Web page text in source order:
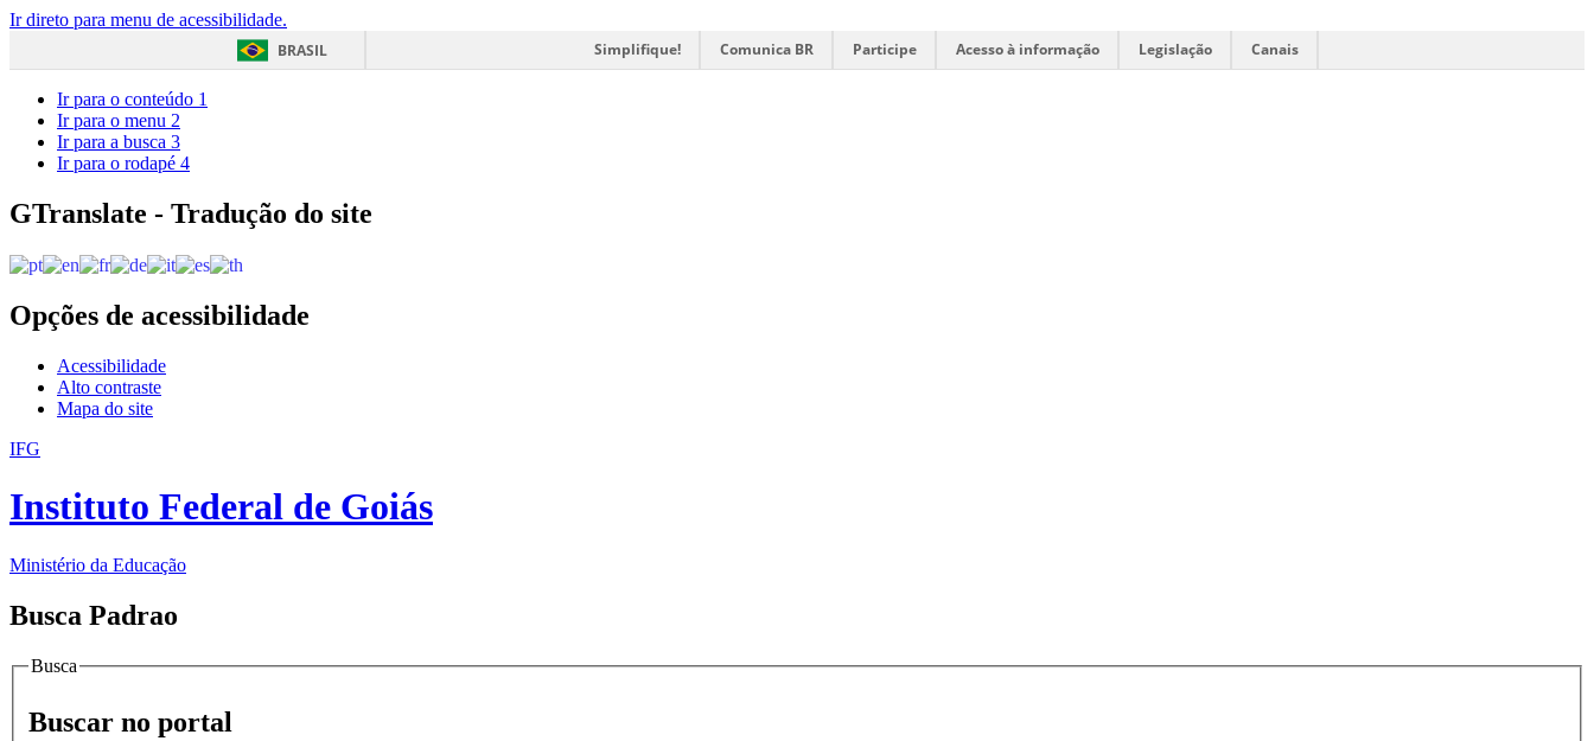
Ir direto para menu de acessibilidade.
BRASIL
Simplifique! Comunica BR Participe Acesso à informação Legislação Canais
Ir para o conteúdo 1
Ir para o menu 2
Ir para a busca 3
Ir para o rodapé 4
GTranslate - Tradução do site
Opções de acessibilidade
Acessibilidade
Alto contraste
Mapa do site
IFG
Instituto Federal de Goiás
Ministério da Educação
Busca Padrao
Busca
Buscar no portal